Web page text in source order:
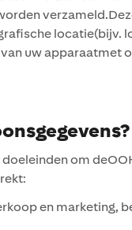
locatie(bijv.
uw apparaatmet
om
en marketing,